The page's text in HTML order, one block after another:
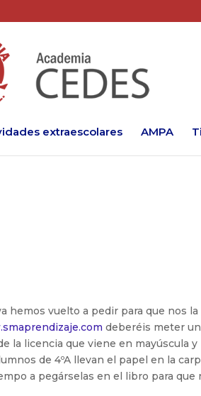
extraescolares AMPA
hemos vuelto a pedir para que nos la
deberéis meter
la licencia que viene en mayúscula y
de 4ºA llevan el papel en la
a pegárselas en el libro para que